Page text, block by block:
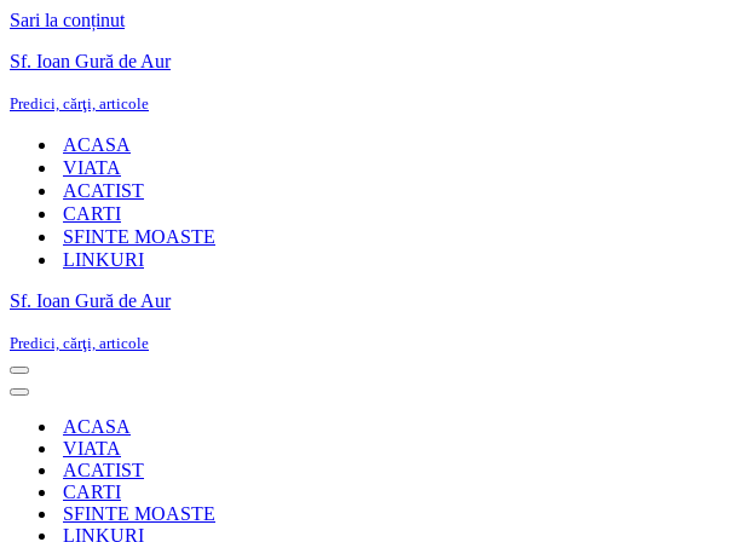
Sari la conținut
Sf. Ioan Gură de Aur
Predici, cărţi, articole
ACASA
VIATA
ACATIST
CARTI
SFINTE MOASTE
LINKURI
Sf. Ioan Gură de Aur
Predici, cărţi, articole
Meniu
de
Meniu
navigareACASA
VIATA
ACATIST
CARTI
SFINTE MOASTE
LINKURI